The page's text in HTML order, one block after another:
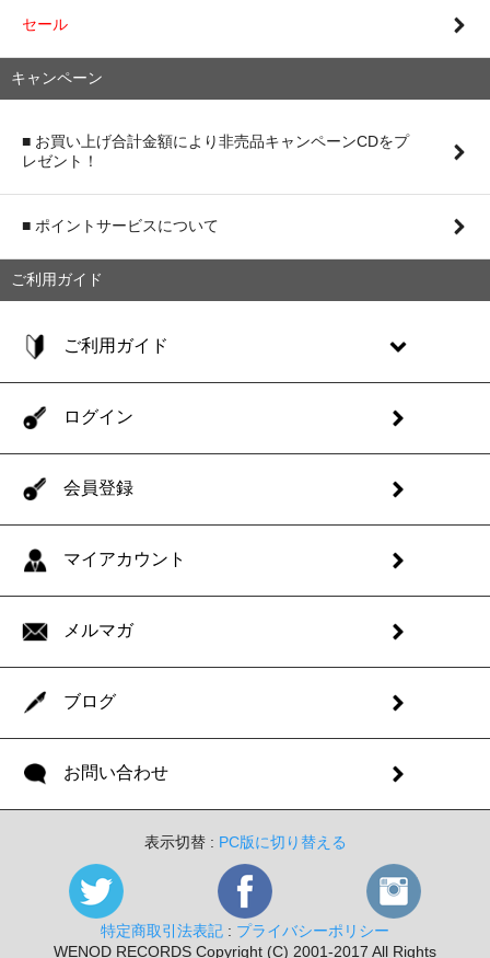
セール
キャンペーン
■ お買い上げ合計金額により非売品キャンペーンCDをプ
レゼント！
■ ポイントサービスについて
ご利用ガイド
ご利用ガイド
ログイン
会員登録
マイアカウント
メルマガ
ブログ
お問い合わせ
表示切替 : PC版に切り替える
特定商取引法表記 : プライバシーポリシー
WENOD RECORDS Copyright (C) 2001-2017 All Rights